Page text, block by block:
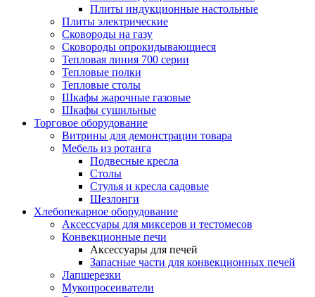
Плиты индукционные настольные
Плиты электрические
Сковороды на газу
Сковороды опрокидывающиеся
Тепловая линия 700 серии
Тепловые полки
Тепловые столы
Шкафы жарочные газовые
Шкафы сушильные
Торговое оборудование
Витрины для демонстрации товара
Мебель из ротанга
Подвесные кресла
Столы
Стулья и кресла садовые
Шезлонги
Хлебопекарное оборудование
Аксессуары для миксеров и тестомесов
Конвекционные печи
Аксессуары для печей
Запасные части для конвекционных печей
Лапшерезки
Мукопросеиватели